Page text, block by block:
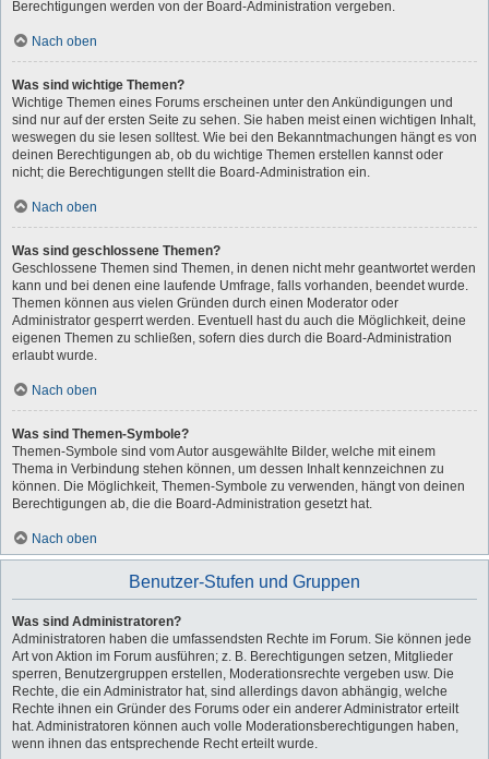
Berechtigungen werden von der Board-Administration vergeben.
Nach oben
Was sind wichtige Themen?
Wichtige Themen eines Forums erscheinen unter den Ankündigungen und
sind nur auf der ersten Seite zu sehen. Sie haben meist einen wichtigen Inhalt,
weswegen du sie lesen solltest. Wie bei den Bekanntmachungen hängt es von
deinen Berechtigungen ab, ob du wichtige Themen erstellen kannst oder
nicht; die Berechtigungen stellt die Board-Administration ein.
Nach oben
Was sind geschlossene Themen?
Geschlossene Themen sind Themen, in denen nicht mehr geantwortet werden
kann und bei denen eine laufende Umfrage, falls vorhanden, beendet wurde.
Themen können aus vielen Gründen durch einen Moderator oder
Administrator gesperrt werden. Eventuell hast du auch die Möglichkeit, deine
eigenen Themen zu schließen, sofern dies durch die Board-Administration
erlaubt wurde.
Nach oben
Was sind Themen-Symbole?
Themen-Symbole sind vom Autor ausgewählte Bilder, welche mit einem
Thema in Verbindung stehen können, um dessen Inhalt kennzeichnen zu
können. Die Möglichkeit, Themen-Symbole zu verwenden, hängt von deinen
Berechtigungen ab, die die Board-Administration gesetzt hat.
Nach oben
Benutzer-Stufen und Gruppen
Was sind Administratoren?
Administratoren haben die umfassendsten Rechte im Forum. Sie können jede
Art von Aktion im Forum ausführen; z. B. Berechtigungen setzen, Mitglieder
sperren, Benutzergruppen erstellen, Moderationsrechte vergeben usw. Die
Rechte, die ein Administrator hat, sind allerdings davon abhängig, welche
Rechte ihnen ein Gründer des Forums oder ein anderer Administrator erteilt
hat. Administratoren können auch volle Moderationsberechtigungen haben,
wenn ihnen das entsprechende Recht erteilt wurde.